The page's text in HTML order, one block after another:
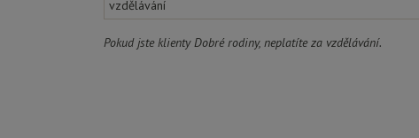
vzdělávání
Pokud jste klienty Dobré rodiny, neplatíte za vzdělávání.